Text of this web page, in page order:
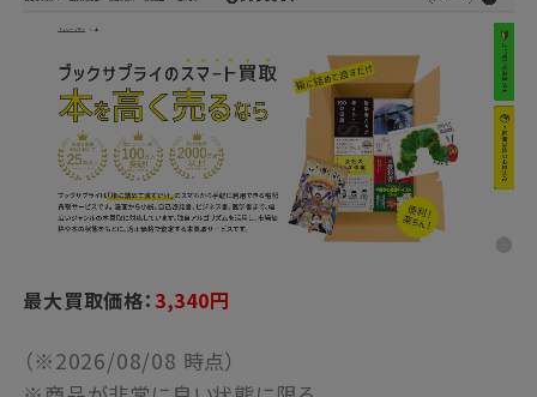
最大買取価格：3,340円
（※2026/08/08 時点）